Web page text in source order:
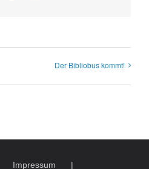
Der Bibliobus kommt!
Impressum